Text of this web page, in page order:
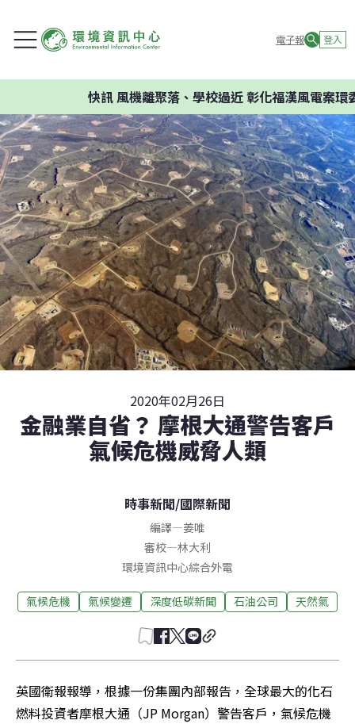
電子報 登入
快訊風機離聚落、學校過近 彰化福漢風電案環委建
2020年02月26日
金融業自省？ 摩根大通警告客戶
氣候危機威脅人類
時事新聞/國際新聞
編譯—姜唯
審校—林大利
環境資訊中心綜合外電
氣候危機 氣候變遷 深度低碳新聞 石油公司 天然氣
英國衛報報導，根據一份集團內部報告，全球最大的化石
燃料投資者摩根大通（JP Morgan）警告客戶，氣候危機